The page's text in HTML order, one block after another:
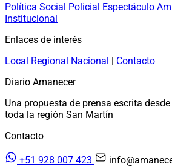
Política Social Policial Espectáculo
Institucional
Enlaces de interés
Local Regional Nacional | Contacto
Diario Amanecer
Una propuesta de prensa escrita
toda la región San Martín
Contacto
+51 928 007 423